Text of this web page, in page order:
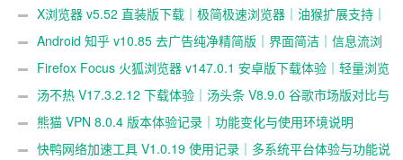
跨境访问与隐私保护
X浏览器 v5.52 直装版下载｜极简极速浏览器｜油猴扩展支持｜
超轻 1M 体积浏览体验
Android 知乎 v10.85 去广告纯净精简版｜界面简洁｜信息流浏
览体验｜zhihu 安卓版
Firefox Focus 火狐浏览器 v147.0.1 安卓版下载体验｜轻量浏览
与隐私浏览表现
汤不热 V17.3.2.12 下载体验｜汤头条 V8.9.0 谷歌市场版对比与
使用说明
熊猫 VPN 8.0.4 版本体验记录｜功能变化与使用环境说明
快鸭网络加速工具 V1.0.19 使用记录｜多系统平台体验与功能说